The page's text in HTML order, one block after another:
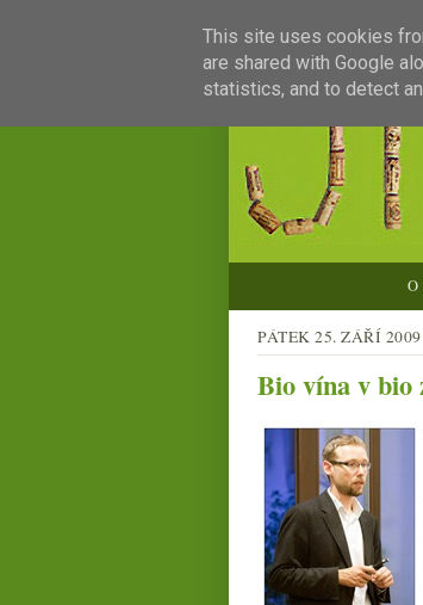
O
PÁTEK 25. ZÁŘÍ 2009
Bio vína v bio
This site uses cookies
are shared with Google
statistics, and to detect